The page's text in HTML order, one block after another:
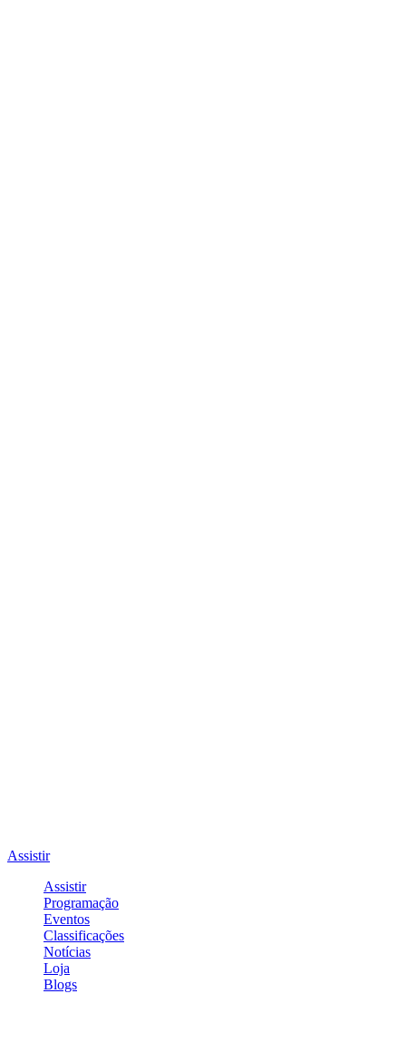
Assistir
Assistir
Programação
Eventos
Classificações
Notícias
Loja
Blogs